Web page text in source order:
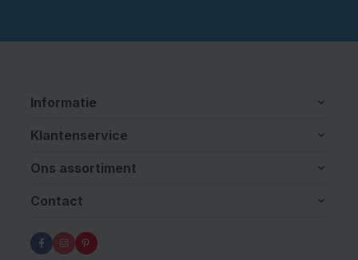
Informatie
Klantenservice
Ons assortiment
Contact